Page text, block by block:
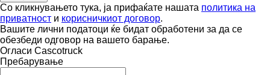
Со кликнувањето тука, ја прифаќате нашата политика на
приватност и корисничкиот договор.
Вашите лични податоци ќе бидат обработени за да се
обезбеди одговор на вашето барање.
Огласи Сascotruck
Пребарување